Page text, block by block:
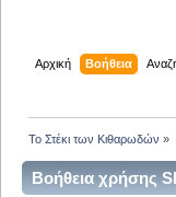
Αρχική Βοήθεια
Το Στέκι των Κιθαρωδών »
Βοήθεια χρήσης